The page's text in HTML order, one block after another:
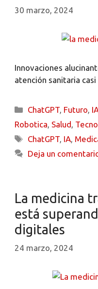
30 marzo, 2024
Innovaciones
atención sanitaria
ChatGPT, Futuro,
Robotica, Salud,
ChatGPT, IA,
Deja un
La medicina
está
digitales
24 marzo, 2024